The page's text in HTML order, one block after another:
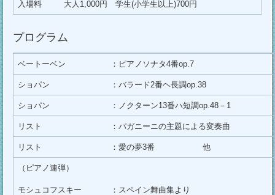
入場料 大人1,000円 学生(小学生以上)700円
プログラム
ベートーベン ：ピアノソナタ4番op.7
ショパン ：バラード2番ヘ長調op.38
ショパン ：ノクターン13番ハ短調op.48－1
リスト ：パガニーニの主題による変奏曲
リスト ：愛の夢3番 他
（ピアノ連弾）
モシュコフスキー ：スペイン舞曲集より